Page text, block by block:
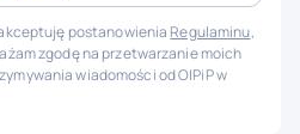
postanowienia Regulaminu,
zgodę na przetwarzanie moich
wiadomości od OIPiP w